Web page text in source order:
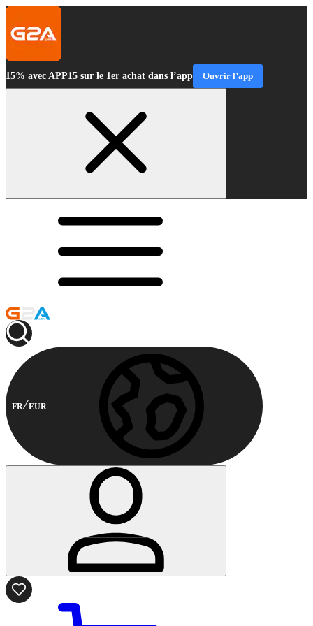
15% avec APP15 sur le 1er achat dans l’app Ouvrir l’app
FR EUR